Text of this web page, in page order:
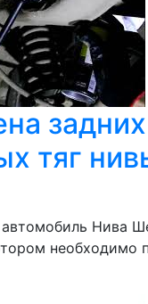
задних
тяг
Нива
необходимо